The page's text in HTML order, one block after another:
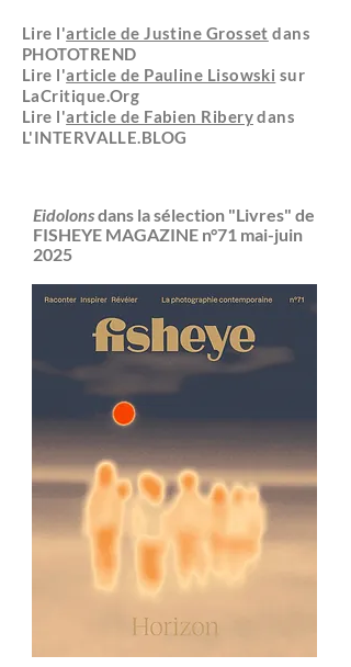
Lire l'article de Justine Grosset dans
PHOTOTREND
Lire l'article de Pauline Lisowski sur
LaCritique.Org
Lire l'article de Fabien Riberydans
L'INTERVALLE.BLOG
Eidolonsdans la sélection "Livres" de
FISHEYE MAGAZINE n°71 mai-juin
2025